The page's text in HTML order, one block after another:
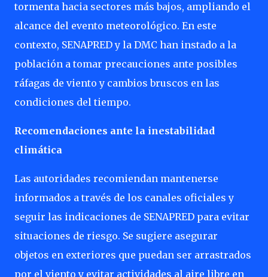
tormenta hacia sectores más bajos, ampliando el
alcance del evento meteorológico. En este
contexto, SENAPRED y la DMC han instado a la
población a tomar precauciones ante posibles
ráfagas de viento y cambios bruscos en las
condiciones del tiempo.
Recomendaciones ante la inestabilidad
climática
Las autoridades recomiendan mantenerse
informados a través de los canales oficiales y
seguir las indicaciones de SENAPRED para evitar
situaciones de riesgo. Se sugiere asegurar
objetos en exteriores que puedan ser arrastrados
por el viento y evitar actividades al aire libre en